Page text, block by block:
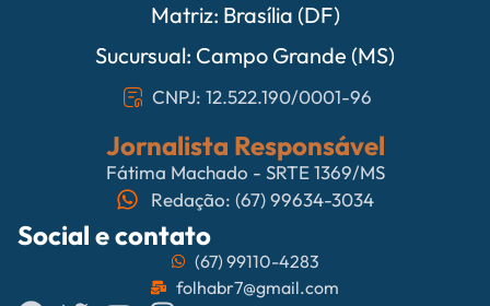
Matriz: Brasília (DF)
Sucursual: Campo Grande (MS)
CNPJ: 12.522.190/0001-96
Jornalista Responsável
Fátima Machado - SRTE 1369/MS
Redação: (67) 99634-3034
Social e contato
(67) 99110-4283
folhabr7@gmail.com